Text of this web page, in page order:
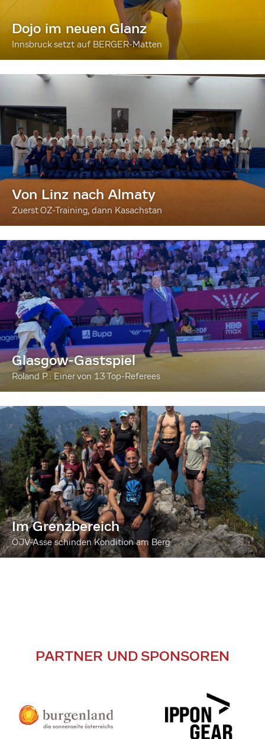
Dojo im neuen Glanz
Innsbruck setzt auf BERGER-Matten
Von Linz nach Almaty
Zuerst OZ-Training, dann Kasachstan
Glasgow-Gastspiel
Roland P.: Einer von 13 Top-Referees
Im Grenzbereich
ÖJV-Asse schinden Kondition am Berg
PARTNER UND SPONSOREN